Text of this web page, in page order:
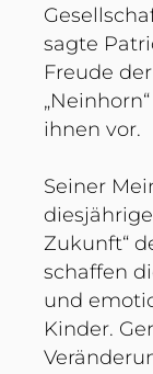
sagte
Freude
ihnen vor.
Seiner
Zukunft“
schaffen
und
Kinder.